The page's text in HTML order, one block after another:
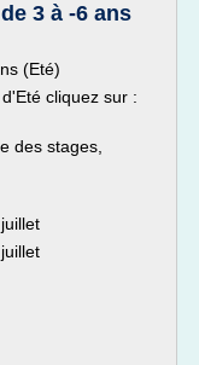
3 à -6 ans
(Eté)
cliquez sur :
des stages,